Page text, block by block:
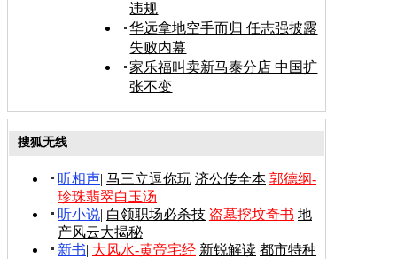
违规
华远拿地空手而归 任志强披露
失败内幕
家乐福叫卖新马泰分店 中国扩
张不变
搜狐无线
听相声| 马三立逗你玩 济公传全本 郭德纲-
珍珠翡翠白玉汤
听小说| 白领职场必杀技 盗墓挖坟奇书 地
产风云大揭秘
新书| 大风水-黄帝宅经 新锐解读 都市特种